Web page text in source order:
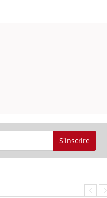
S'inscrire